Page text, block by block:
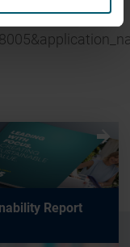
Report
w